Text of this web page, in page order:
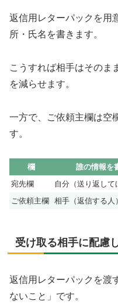
返信用レターパックを用
所・氏名を書きます。
こうすれば相手はそのま
を減らせます。
一方で、ご依頼主欄は空
す。
欄 誰の情報を
宛先欄
自分（送り返して
ご依頼主欄
相手（返信する人）
受け取る相手に配慮
返信用レターパックを渡
ないこと」です。